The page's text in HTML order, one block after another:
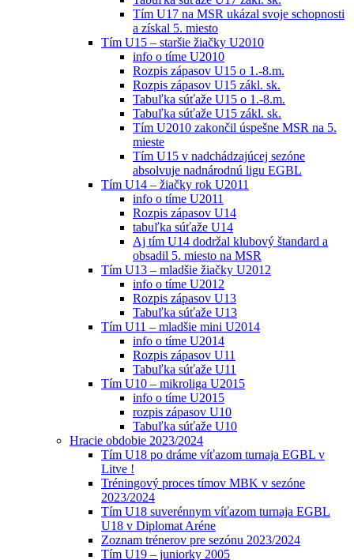
Tím U17 na MSR ukázal svoje schopnosti
a získal 5. miesto
Tím U15 – staršie žiačky U2010
info o tíme U2010
Rozpis zápasov U15 o 1.-8.m.
Rozpis zápasov U15 zákl. sk.
Tabuľka súťaže U15 o 1.-8.m.
Tabuľka súťaže U15 zákl. sk.
Tím U2010 zakončil úspešne MSR na 5.
mieste
Tím U15 v nadchádzajúcej sezóne
absolvuje nadnárodnú ligu EGBL
Tím U14 – žiačky rok U2011
info o tíme U2011
Rozpis zápasov U14
tabuľka súťaže U14
Aj tím U14 dodržal klubový štandard a
obsadil 5. miesto na MSR
Tím U13 – mladšie žiačky U2012
info o tíme U2012
Rozpis zápasov U13
Tabuľka súťaže U13
Tím U11 – mladšie mini U2014
info o tíme U2014
Rozpis zápasov U11
Tabuľka súťaže U11
Tím U10 – mikroliga U2015
info o tíme U2015
rozpis zápasov U10
Tabuľka súťaže U10
Hracie obdobie 2023/2024
Tím U18 po dráme víťazom turnaja EGBL v
Litve !
Tréningový proces tímov MBK v sezóne
2023/2024
Tím U18 suverénnym víťazom turnaja EGBL
U18 v Diplomat Aréne
Zoznam trénerov pre sezónu 2023/2024
Tím U19 – juniorky 2005